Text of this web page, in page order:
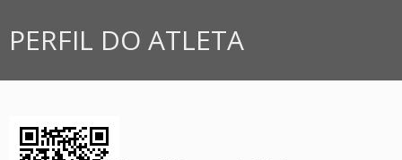
PERFIL DO ATLETA